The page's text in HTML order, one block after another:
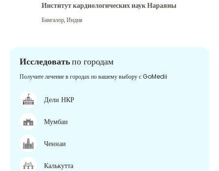
Институт кардиологических наук Нараяны
Бангалор,Индия
Исследоватьпо городам
Получите лечение в городах по вашему выбору с GoMedii
Дели НКР
Мумбаи
Ченнаи
Калькутта